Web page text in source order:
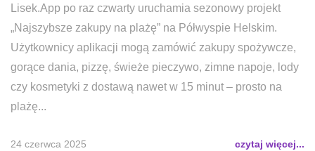
Lisek.App po raz czwarty uruchamia sezonowy projekt
„Najszybsze zakupy na plażę” na Półwyspie Helskim.
Użytkownicy aplikacji mogą zamówić zakupy spożywcze,
gorące dania, pizzę, świeże pieczywo, zimne napoje, lody
czy kosmetyki z dostawą nawet w 15 minut – prosto na
plażę...
24 czerwca 2025 czytaj więcej...